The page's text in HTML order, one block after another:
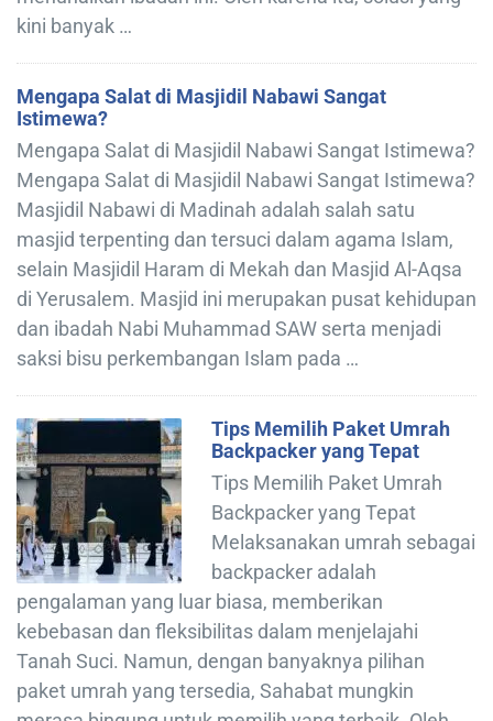
kini banyak …
Mengapa Salat di Masjidil Nabawi Sangat
Istimewa?
Mengapa Salat di Masjidil Nabawi Sangat Istimewa?
Mengapa Salat di Masjidil Nabawi Sangat Istimewa?
Masjidil Nabawi di Madinah adalah salah satu
masjid terpenting dan tersuci dalam agama Islam,
selain Masjidil Haram di Mekah dan Masjid Al-Aqsa
di Yerusalem. Masjid ini merupakan pusat kehidupan
dan ibadah Nabi Muhammad SAW serta menjadi
saksi bisu perkembangan Islam pada …
Tips Memilih Paket Umrah
Backpacker yang Tepat
Tips Memilih Paket Umrah
Backpacker yang Tepat
Melaksanakan umrah sebagai
backpacker adalah
pengalaman yang luar biasa, memberikan
kebebasan dan fleksibilitas dalam menjelajahi
Tanah Suci. Namun, dengan banyaknya pilihan
paket umrah yang tersedia, Sahabat mungkin